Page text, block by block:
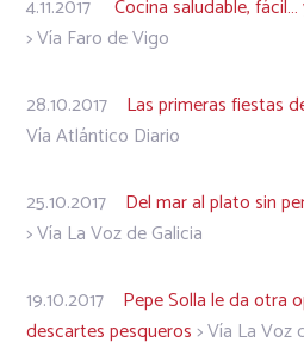
4.11.2017Cocina saludable,
> Vía Faro de Vigo
28.10.2017 Las primeras fiestas
Vía Atlántico Diario
25.10.2017 Del mar al plato sin
> Vía La Voz de Galicia
19.10.2017 Pepe Solla le da otra
descartes pesqueros> Vía La Voz